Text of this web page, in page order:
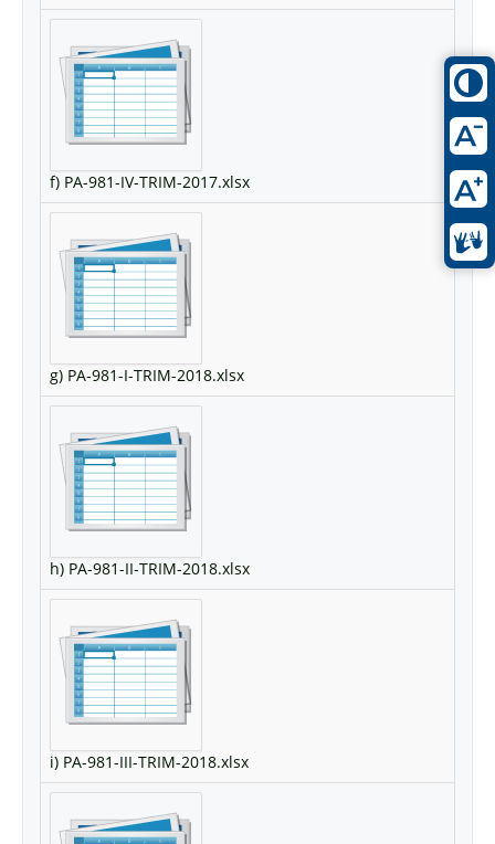
f) PA-981-IV-TRIM-2017.xlsx
g) PA-981-I-TRIM-2018.xlsx
h) PA-981-II-TRIM-2018.xlsx
i) PA-981-III-TRIM-2018.xlsx